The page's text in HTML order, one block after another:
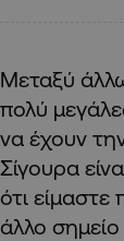
Μεταξύ
πολύ
να έχουν
Σίγουρα
ότι
άλλο